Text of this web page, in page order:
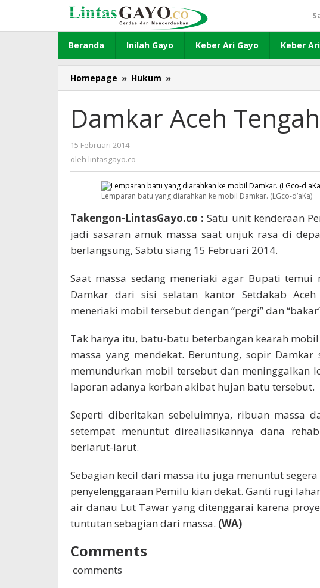
konten
Beranda Inilah Gayo Keber Ari Gayo Keber
Homepage » Hukum »
Aceh
dihujani
batu
Damkar Aceh
15 Februari 2014
oleh lintasgayo.co
Lemparan batu yang diarahkan ke mobil Damkar. (LGco-d’aKa)
Takengon-LintasGayo.co : Satu unit kenderaan
jadi sasaran amuk massa saat unjuk rasa di
berlangsung, Sabtu siang 15 Februari 2014.
Saat massa sedang meneriaki agar Bupati
Damkar dari sisi selatan kantor Setdakab
meneriaki mobil tersebut dengan “pergi” dan
Tak hanya itu, batu-batu beterbangan kearah
massa yang mendekat. Beruntung, sopir Damkar
memundurkan mobil tersebut dan meninggalkan
laporan adanya korban akibat hujan batu tersebut.
Seperti diberitakan sebeluimnya, ribuan massa
setempat menuntut direaliasikannya dana
berlarut-larut.
Sebagian kecil dari massa itu juga menuntut
penyelenggaraan Pemilu kian dekat. Ganti rugi
air danau Lut Tawar yang ditenggarai karena
tuntutan sebagian dari massa. (WA)
Comments
comments